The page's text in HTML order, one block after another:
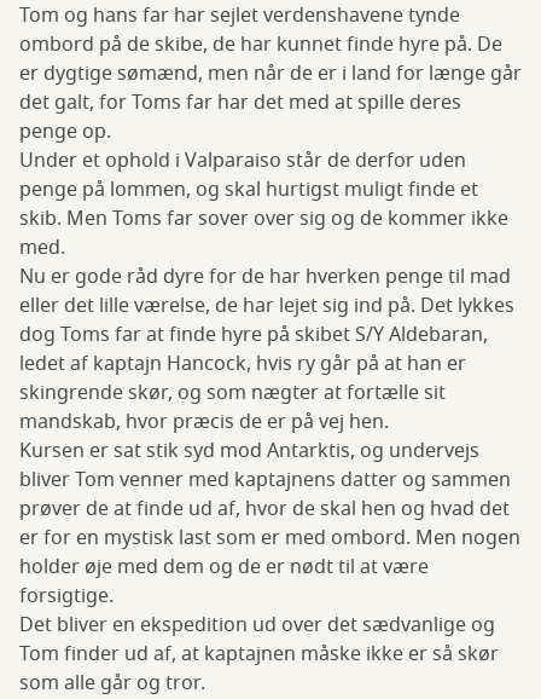
Tom og hans far har sejlet verdenshavene tynde
ombord på de skibe, de har kunnet finde hyre på. De
er dygtige sømænd, men når de er i land for længe går
det galt, for Toms far har det med at spille deres
penge op.
Under et ophold i Valparaiso står de derfor uden
penge på lommen, og skal hurtigst muligt finde et
skib. Men Toms far sover over sig og de kommer ikke
med.
Nu er gode råd dyre for de har hverken penge til mad
eller det lille værelse, de har lejet sig ind på. Det lykkes
dog Toms far at finde hyre på skibet S/Y Aldebaran,
ledet af kaptajn Hancock, hvis ry går på at han er
skingrende skør, og som nægter at fortælle sit
mandskab, hvor præcis de er på vej hen.
Kursen er sat stik syd mod Antarktis, og undervejs
bliver Tom venner med kaptajnens datter og sammen
prøver de at finde ud af, hvor de skal hen og hvad det
er for en mystisk last som er med ombord. Men nogen
holder øje med dem og de er nødt til at være
forsigtige.
Det bliver en ekspedition ud over det sædvanlige og
Tom finder ud af, at kaptajnen måske ikke er så skør
som alle går og tror.